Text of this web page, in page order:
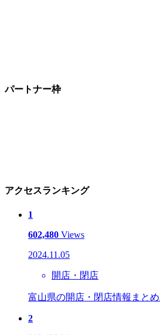
パートナー枠
アクセスランキング
1
602,480 Views
2024.11.05
開店・閉店
富山県の開店・閉店情報まとめ
2